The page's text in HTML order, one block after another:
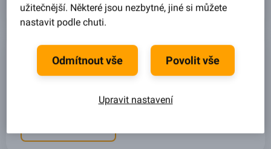
Spolehlivé investice
Investovat s námi můžete v rámci služby Zonky
Rentiér. Nabízí vám stabilní výnos 3 až 5 % a vše
užitečnější. Některé jsou nezbytné, jiné si můžete
nastavit podle chuti.
Upravit nastavení
Odmítnout vše Povolit vše